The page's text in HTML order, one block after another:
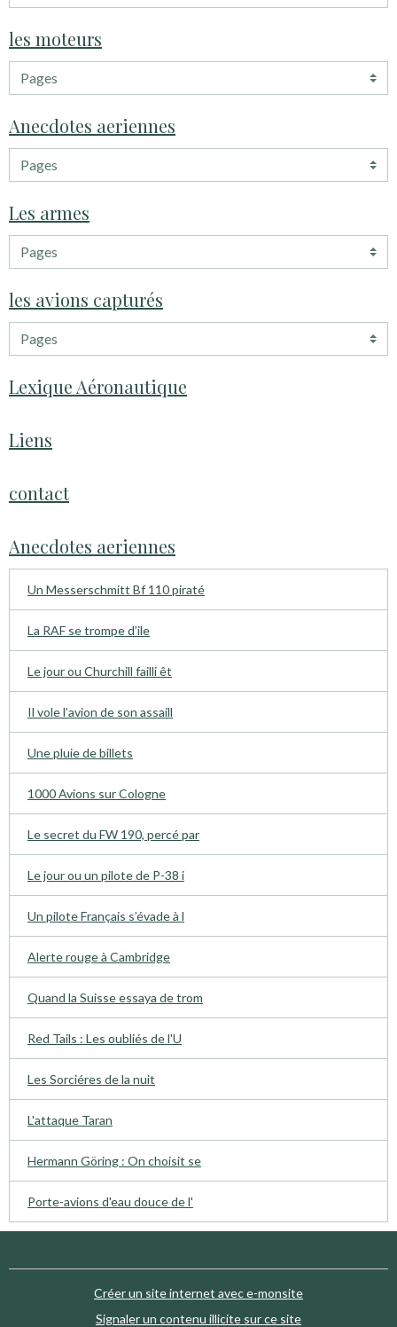
les moteurs
Anecdotes aeriennes
Les armes
les avions capturés
Lexique Aéronautique
Liens
contact
Anecdotes aeriennes
Un Messerschmitt Bf 110 piraté
La RAF se trompe d’ile
Le jour ou Churchill failli êt
Il vole l’avion de son assaill
Une pluie de billets
1000 Avions sur Cologne
Le secret du FW 190, percé par
Le jour ou un pilote de P-38 i
Un pilote Français s’évade à l
Alerte rouge à Cambridge
Quand la Suisse essaya de trom
Red Tails : Les oubliés de l'U
Les Sorciéres de la nuit
L'attaque Taran
Hermann Göring : On choisit se
Porte-avions d'eau douce de l'
Créer un site internet avec e-monsite
Signaler un contenu illicite sur ce site